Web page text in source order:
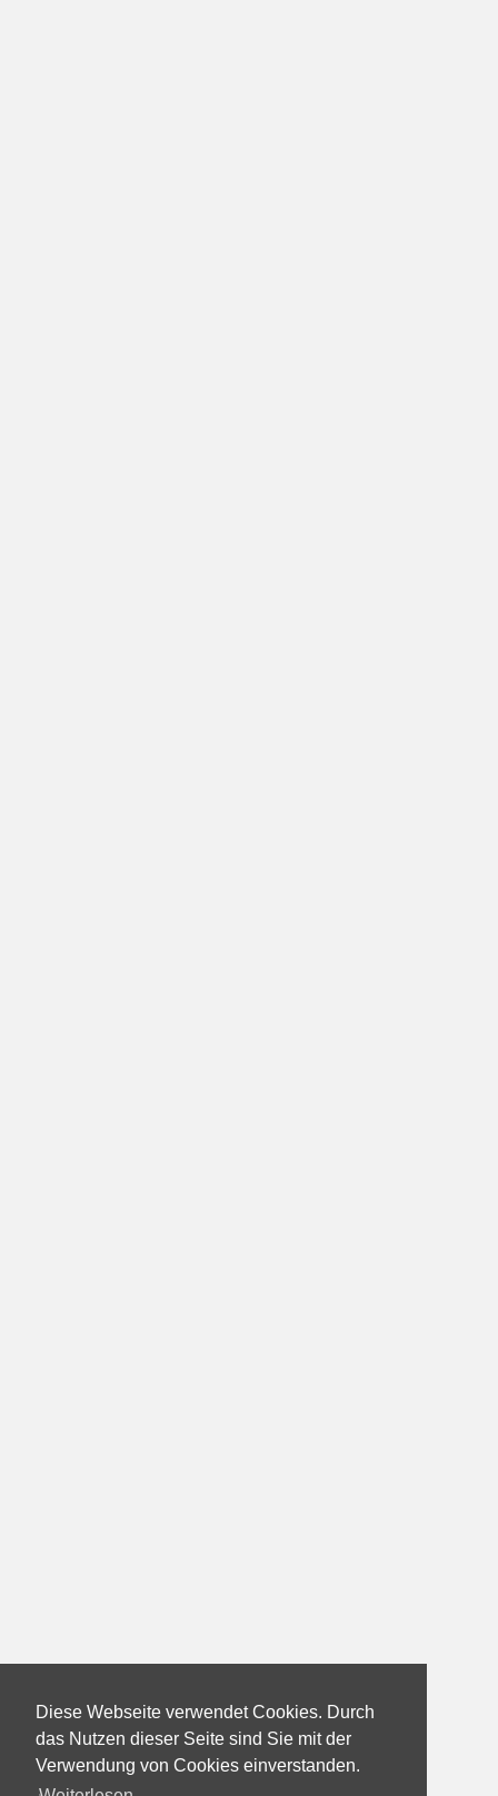
Diese Webseite verwendet Cookies. Durch
das Nutzen dieser Seite sind Sie mit der
Verwendung von Cookies einverstanden.